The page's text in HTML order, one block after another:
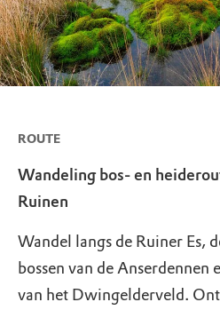
ROUTE
Wandeling bos- en
Ruinen
Wandel langs de Ruiner Es,
bossen van de Anserdennen
van het Dwingelderveld.